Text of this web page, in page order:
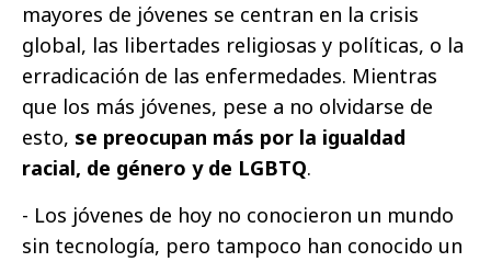
mayores de jóvenes se centran en la crisis
global, las libertades religiosas y políticas, o la
erradicación de las enfermedades. Mientras
que los más jóvenes, pese a no olvidarse de
esto, se preocupan más por la igualdad
racial, de género y de LGBTQ.
- Los jóvenes de hoy no conocieron un mundo
sin tecnología, pero tampoco han conocido un